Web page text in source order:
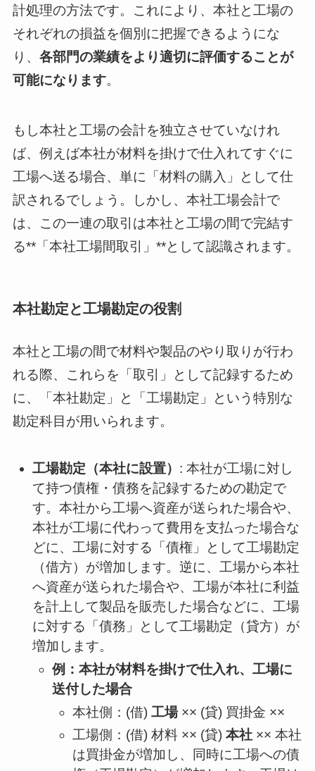
計処理の方法です。これにより、本社と工場の
それぞれの損益を個別に把握できるようにな
り、 各部門の業績をより適切に評価することが
可能になります。
もし本社と工場の会計を独立させていなけれ
ば、例えば本社が材料を掛けで仕入れてすぐに
工場へ送る場合、単に「材料の購入」として仕
訳されるでしょう。しかし、本社工場会計で
は、この一連の取引は本社と工場の間で完結す
る**「本社工場間取引」**として認識されます。
本社勘定と工場勘定の役割
本社と工場の間で材料や製品のやり取りが行わ
れる際、これらを「取引」として記録するため
に、「本社勘定」と「工場勘定」という特別な
勘定科目が用いられます。
工場勘定（本社に設置） : 本社が工場に対し
て持つ債権・債務を記録するための勘定で
す。本社から工場へ資産が送られた場合や、
本社が工場に代わって費用を支払った場合な
どに、工場に対する「債権」として工場勘定
（借方）が増加します。逆に、工場から本社
へ資産が送られた場合や、工場が本社に利益
を計上して製品を販売した場合などに、工場
に対する「債務」として工場勘定（貸方）が
増加します。
例：本社が材料を掛けで仕入れ、工場に
送付した場合
本社側：(借) 工場×× (貸) 買掛金 ××
工場側：(借) 材料 ×× (貸) 本社×× 本社
は買掛金が増加し、同時に工場への債